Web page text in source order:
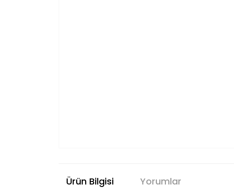
Ürün Bilgisi Yorumlar